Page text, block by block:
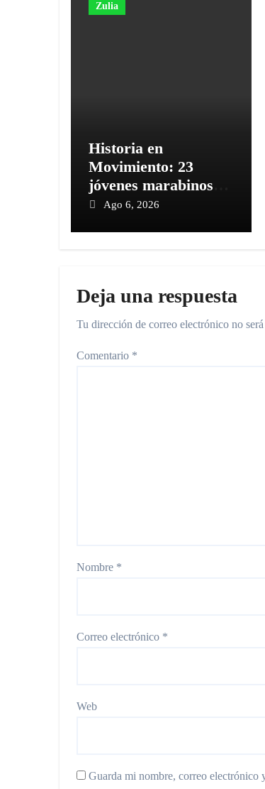
Zulia
Historia en
Movimiento: 23
jóvenes marabinos
capturan la magia de
Ago 6, 2026
Deja una respuesta
Tu dirección de correo electrónico no
Comentario *
Nombre *
Correo electrónico *
Web
Guarda mi nombre, correo electrónico